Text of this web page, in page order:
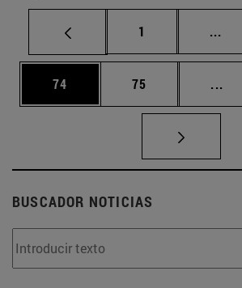
Página
1 ...
Página
74 Página
75 ...
BUSCADOR NOTICIAS